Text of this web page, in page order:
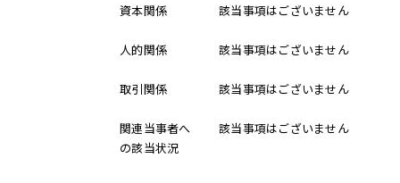
資本関係 該当事項はございません
人的関係 該当事項はございません
取引関係 該当事項はございません
関連当事者へ
の該当状況
該当事項はございません